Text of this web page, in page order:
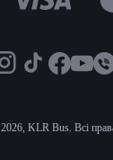
2026, KLR Bus. Всі